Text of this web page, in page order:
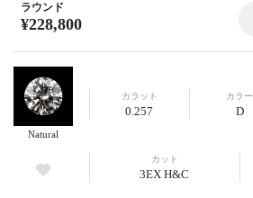
ラウンド
¥228,800
Natural
カラット
0.257
カラー
D
カット
3EX H&C